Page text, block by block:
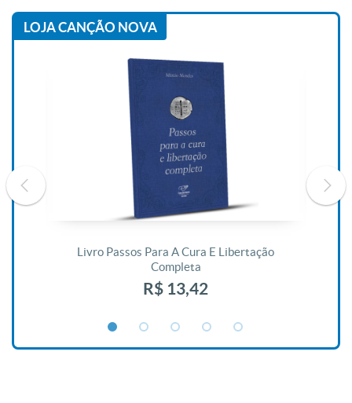
LOJA CANÇÃO NOVA
Livro Passos Para A Cura E Libertação
Completa
R$ 13,42